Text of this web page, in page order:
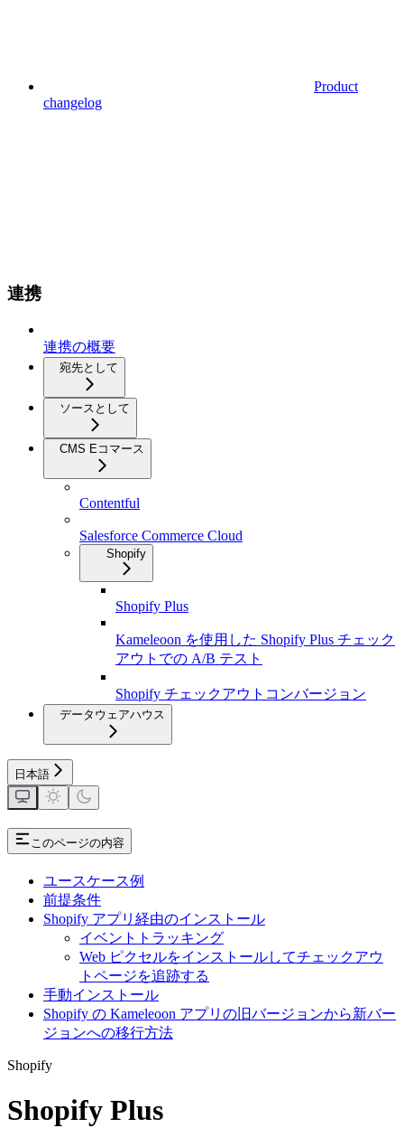
Product
changelog
連携
連携の概要
宛先として
ソースとして
CMS Eコマース
Contentful
Salesforce Commerce Cloud
Shopify
Shopify Plus
Kameleoon を使用した Shopify Plus チェック
アウトでの A/B テスト
Shopify チェックアウトコンバージョン
データウェアハウス
日本語
このページの内容
ユースケース例
前提条件
Shopify アプリ経由のインストール
イベントトラッキング
Web ピクセルをインストールしてチェックアウ
トページを追跡する
手動インストール
Shopify の Kameleoon アプリの旧バージョンから新バー
ジョンへの移行方法
Shopify
Shopify Plus